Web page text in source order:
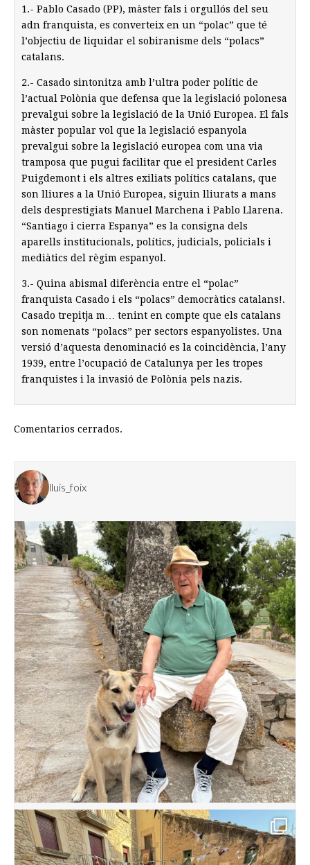
1.- Pablo Casado (PP), màster fals i orgullós del seu
adn franquista, es converteix en un “polac” que té
l’objectiu de liquidar el sobiranisme dels “polacs”
catalans.
2.- Casado sintonitza amb l’ultra poder polític de
l’actual Polònia que defensa que la legislació polonesa
prevalgui sobre la legislació de la Unió Europea. El fals
màster popular vol que la legislació espanyola
prevalgui sobre la legislació europea com una via
tramposa que pugui facilitar que el president Carles
Puigdemont i els altres exiliats polítics catalans, que
son lliures a la Unió Europea, siguin lliurats a mans
dels desprestigiats Manuel Marchena i Pablo Llarena.
“Santiago i cierra Espanya” es la consigna dels
aparells institucionals, polítics, judicials, policials i
mediàtics del règim espanyol.
3.- Quina abismal diferència entre el “polac”
franquista Casado i els “polacs” democràtics catalans!.
Casado trepitja m… tenint en compte que els catalans
son nomenats “polacs” per sectors espanyolistes. Una
versió d’aquesta denominació es la coincidència, l’any
1939, entre l’ocupació de Catalunya per les tropes
franquistes i la invasió de Polònia pels nazis.
Comentarios cerrados.
lluis_foix